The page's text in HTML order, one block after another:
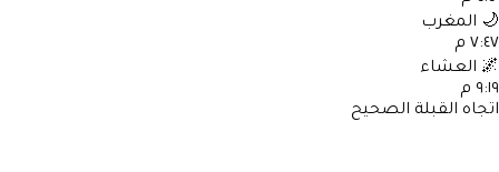
🌙 المغرب
٧:٤٧ م
🌌 العشاء
٩:١٩ م
اتجاه القبلة الصحيح